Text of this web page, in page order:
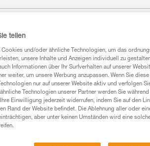
teilen
und/oder ähnliche Technologien, um das
unsere Inhalte und Anzeigen individuell zu
Informationen über Ihr Surfverhalten auf unserer
weiter, um unsere Werbung anzupassen. Wenn Sie
nur auf unserer Website aktiv und verfolgen
Technologien unserer Partner werden Sie während
Einwilligung jederzeit widerrufen, indem Sie auf den
Rand der Website befindet. Die Ablehnung aller oder
aber unter keinen Umständen wird eine